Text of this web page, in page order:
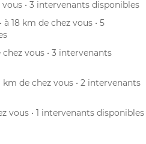
vous • 3 intervenants disponibles
• à 18 km de chez vous • 5
chez vous • 3 intervenants
km de chez vous • 2 intervenants
vous • 1 intervenants disponibles